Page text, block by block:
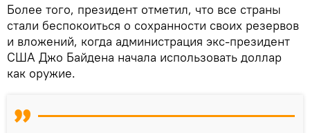
Более того, президент отметил, что все страны
стали беспокоиться о сохранности своих резервов
и вложений, когда администрация экс-президент
США Джо Байдена начала использовать доллар
как оружие.